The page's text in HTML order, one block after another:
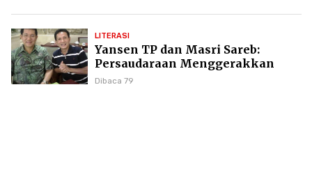
LITERASI
Yansen TP dan Masri Sareb:
Persaudaraan Menggerakkan
Literasi Borneo
Dibaca 79